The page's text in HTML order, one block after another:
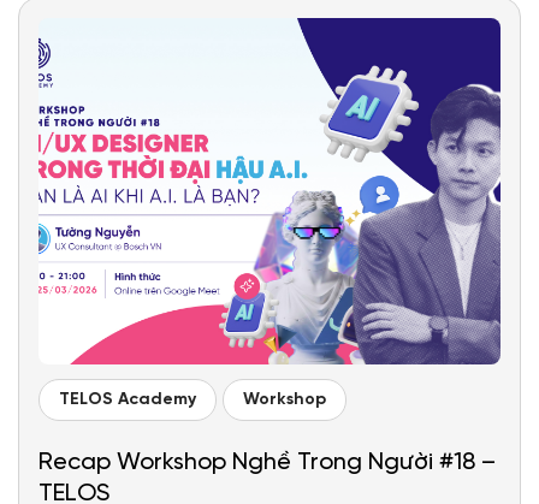
TELOS Academy Workshop
Recap Workshop Nghề Trong Người #18 –
TELOS